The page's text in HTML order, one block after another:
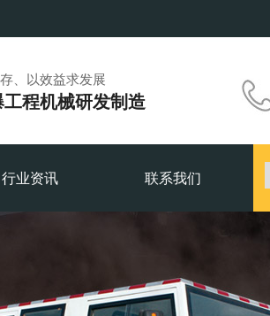
、以效益求发展
程机械研发制造
行业资讯 联系我们